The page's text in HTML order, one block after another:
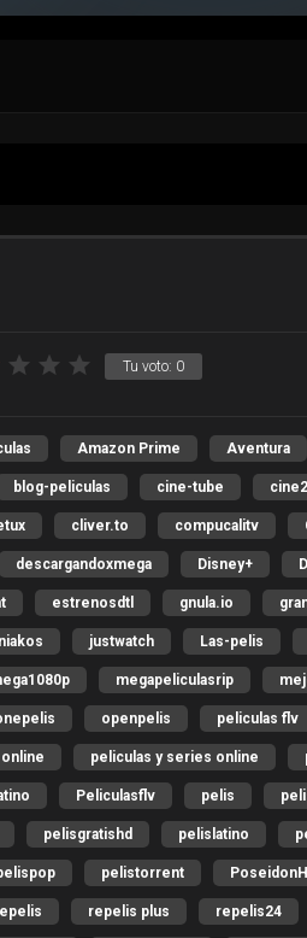
Tu voto: 0
Amazon Prime Aventura
blog-peliculas cine-tube
cliver.to compucalitv
descargandoxmega Disney+
estrenosdtl gnula.io
justwatch Las-pelis
megapeliculasrip
openpelis peliculas flv
peliculas y series online
Peliculasflv pelis
pelisgratishd pelislatino
pelistorrent
repelis plus repelis24